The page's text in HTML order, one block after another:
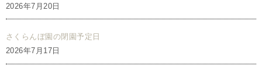
2026年7月20日
さくらんぼ園の閉園予定日
2026年7月17日